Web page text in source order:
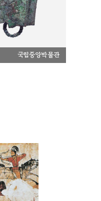
국립중앙박물관